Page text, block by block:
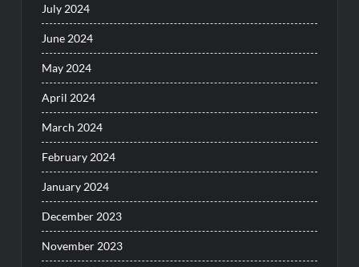
July 2024
June 2024
May 2024
April 2024
March 2024
February 2024
January 2024
December 2023
November 2023